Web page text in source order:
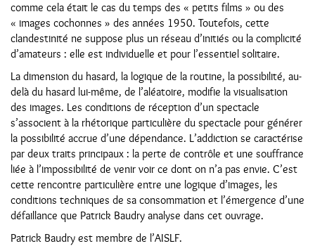
comme cela était le cas du temps des « petits films » ou des
« images cochonnes » des années 1950. Toutefois, cette
clandestinité ne suppose plus un réseau d’initiés ou la complicité
d’amateurs : elle est individuelle et pour l’essentiel solitaire.
La dimension du hasard, la logique de la routine, la possibilité, au-
delà du hasard lui-même, de l’aléatoire, modifie la visualisation
des images. Les conditions de réception d’un spectacle
s’associent à la rhétorique particulière du spectacle pour générer
la possibilité accrue d’une dépendance. L’addiction se caractérise
par deux traits principaux : la perte de contrôle et une souffrance
liée à l’impossibilité de venir voir ce dont on n’a pas envie. C’est
cette rencontre particulière entre une logique d’images, les
conditions techniques de sa consommation et l’émergence d’une
défaillance que Patrick Baudry analyse dans cet ouvrage.
Patrick Baudry est membre de l’AISLF.